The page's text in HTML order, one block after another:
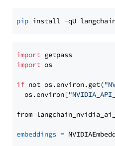
pip
import
import os
if not os.environ.get(
  os.environ[
from
embeddings =